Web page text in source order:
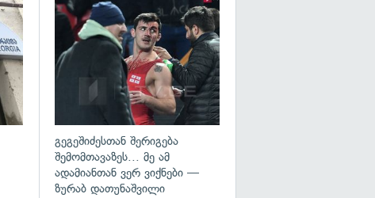
გადახედვა
გეგეშიძესთან შერიგება
შემომთავაზეს... მე ამ
ადამიანთან ვერ ვიქნები —
ზურაბ დათუნაშვილი